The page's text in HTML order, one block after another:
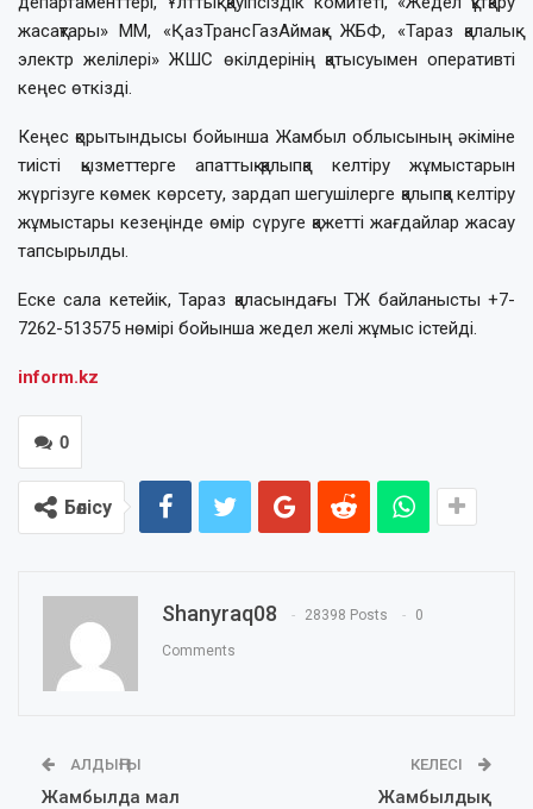
жасақтары» ММ, «ҚазТрансГазАймақ» ЖБФ, «Тараз қалалық
электр желілері» ЖШС өкілдерінің қатысуымен оперативті
кеңес өткізді.
Кеңес қорытындысы бойынша Жамбыл облысының әкіміне
тиісті қызметтерге апаттық-қалыпқа келтіру жұмыстарын
жүргізуге көмек көрсету, зардап шегушілерге қалыпқа келтіру
жұмыстары кезеңінде өмір сүруге қажетті жағдайлар жасау
тапсырылды.
Еске сала кетейік, Тараз қаласындағы ТЖ байланысты +7-
7262-513575 нөмірі бойынша жедел желі жұмыс істейді.
inform.kz
0
Бөлісу
Shanyraq08 28398 Posts 0
Comments
АЛДЫҢҒЫ
Жамбылда мал
КЕЛЕСІ
Жамбылдық